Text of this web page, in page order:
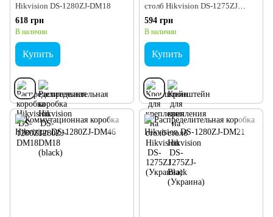
Hikvision DS-1280ZJ-DM18
618 грн
В наличии
Купить
столб Hikvision DS-1275ZJ
(Украина)
594 грн
В наличии
Купить